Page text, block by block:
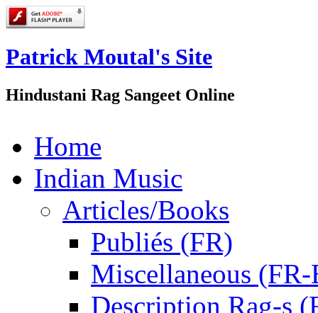
Patrick Moutal's Site
Hindustani Rag Sangeet Online
Home
Indian Music
Articles/Books
Publiés (FR)
Miscellaneous
Description Rag-s